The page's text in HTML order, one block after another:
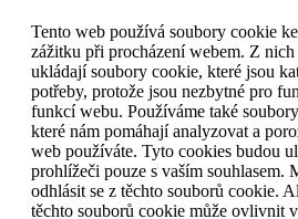
Tento web používá soubory cookie
zážitku při procházení webem. Z nich
ukládají soubory cookie, které jsou
potřeby, protože jsou nezbytné pro
funkcí webu. Používáme také
které nám pomáhají analyzovat a
web používáte. Tyto cookies budou
prohlížeči pouze s vaším souhlasem.
odhlásit se z těchto souborů cookie.
těchto souborů cookie může ovlivnit